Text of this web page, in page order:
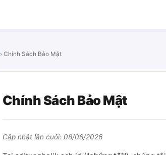
› Chính Sách Bảo Mật
Chính Sách Bảo Mật
Cập nhật lần cuối: 08/08/2026